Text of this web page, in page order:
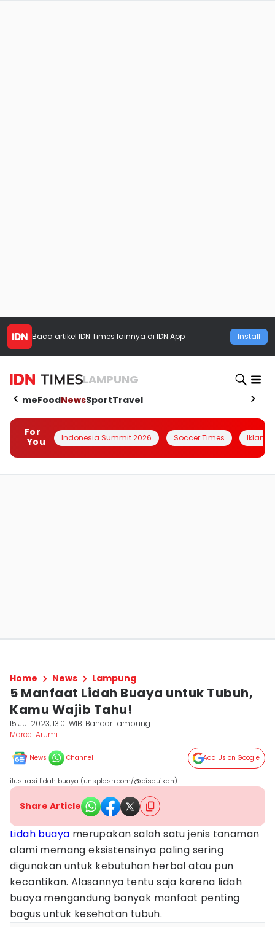
Baca artikel IDN Times lainnya di IDN App Install
LAMPUNG
HomeFoodNewsSportTravel
For
You
Indonesia Summit 2026 Soccer Times Iklanin
Home News Lampung
5 Manfaat Lidah Buaya untuk Tubuh,
Kamu Wajib Tahu!
15 Jul 2023, 13:01 WIB Bandar Lampung
Marcel Arumi
News Channel Add Us on Google
ilustrasi lidah buaya (unsplash.com/@pisauikan)
Share Article
Lidah buaya merupakan salah satu jenis tanaman
alami memang eksistensinya paling sering
digunakan untuk kebutuhan herbal atau pun
kecantikan. Alasannya tentu saja karena lidah
buaya mengandung banyak manfaat penting
bagus untuk kesehatan tubuh.